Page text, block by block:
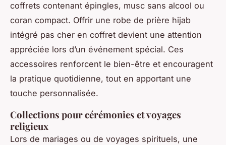
coffrets contenant épingles, musc sans alcool ou
coran compact. Offrir une robe de prière hijab
intégré pas cher en coffret devient une attention
appréciée lors d’un événement spécial. Ces
accessoires renforcent le bien-être et encouragent
la pratique quotidienne, tout en apportant une
touche personnalisée.
Collections pour cérémonies et voyages
religieux
Lors de mariages ou de voyages spirituels, une